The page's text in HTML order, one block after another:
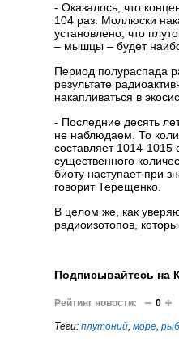
- Оказалось, что
104 раз. Моллюски
установлено, что
– мышцы – будет
Период полураспада
результате
накапливаться в
- Последние десять
не наблюдаем. То
составляет 1014-
существенного
биоту наступает при
говорит Терещенко.
В целом же, как
радиоизотопов,
Подписывайтесь на
Рейтинг новости: 0
Теги: плутоний, море,